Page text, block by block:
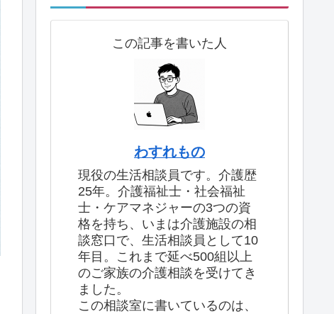
この記事を書いた人
わすれもの
現役の生活相談員です。介護歴
25年。介護福祉士・社会福祉
士・ケアマネジャーの3つの資
格を持ち、いまは介護施設の相
談窓口で、生活相談員として10
年目。これまで延べ500組以上
のご家族の介護相談を受けてき
ました。
この相談室に書いているのは、